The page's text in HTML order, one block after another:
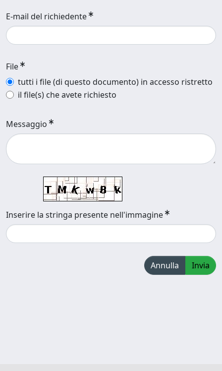
E-mail del richiedente
File
tutti i file (di questo documento) in accesso ristretto
il file(s) che avete richiesto
Messaggio
Inserire la stringa presente nell'immagine
Annulla Invia